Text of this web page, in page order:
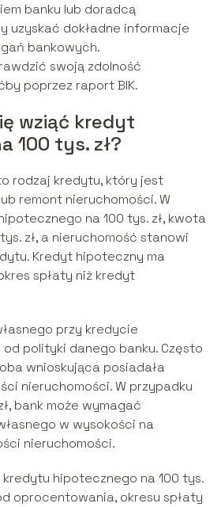
banku lub doradcą
uzyskać dokładne informacje
bankowych.
swoją zdolność
poprzez raport BIK.
wziąć kredyt
100 tys. zł?
rodzaj kredytu, który jest
remont nieruchomości. W
na 100 tys. zł, kwota
zł, a nieruchomość stanowi
Kredyt hipoteczny ma
spłaty niż kredyt
przy kredycie
polityki danego banku. Często
wnioskująca posiadała
nieruchomości. W przypadku
bank może wymagać
w wysokości na
nieruchomości.
hipotecznego na 100 tys.
oprocentowania, okresu spłaty